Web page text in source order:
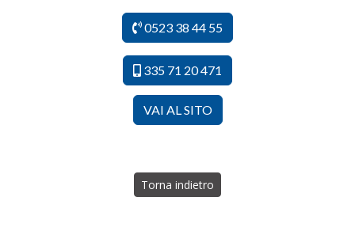
0523 38 44 55
335 71 20 471
VAI AL SITO
Torna indietro